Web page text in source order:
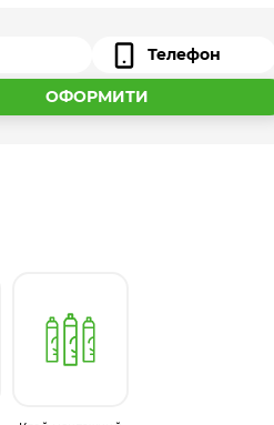
ОФОРМИТИ